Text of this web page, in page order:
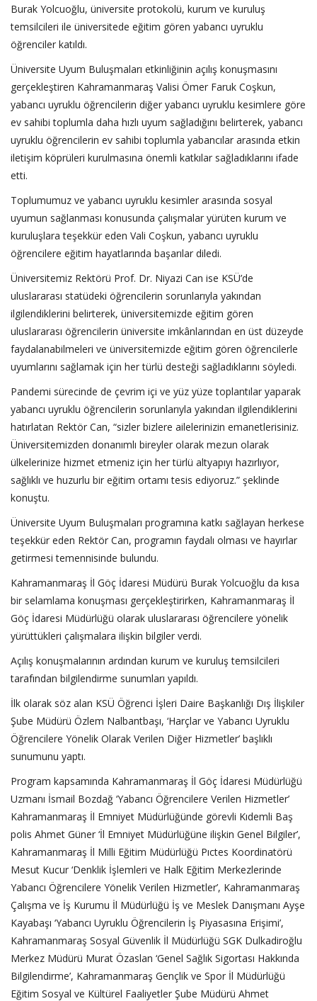
Burak Yolcuoğlu, üniversite protokolü, kurum ve kuruluş
temsilcileri ile üniversitede eğitim gören yabancı uyruklu
öğrenciler katıldı.
Üniversite Uyum Buluşmaları etkinliğinin açılış konuşmasını
gerçekleştiren Kahramanmaraş Valisi Ömer Faruk Coşkun,
yabancı uyruklu öğrencilerin diğer yabancı uyruklu kesimlere göre
ev sahibi toplumla daha hızlı uyum sağladığını belirterek, yabancı
uyruklu öğrencilerin ev sahibi toplumla yabancılar arasında etkin
iletişim köprüleri kurulmasına önemli katkılar sağladıklarını ifade
etti.
Toplumumuz ve yabancı uyruklu kesimler arasında sosyal
uyumun sağlanması konusunda çalışmalar yürüten kurum ve
kuruluşlara teşekkür eden Vali Coşkun, yabancı uyruklu
öğrencilere eğitim hayatlarında başarılar diledi.
Üniversitemiz Rektörü Prof. Dr. Niyazi Can ise KSÜ’de
uluslararası statüdeki öğrencilerin sorunlarıyla yakından
ilgilendiklerini belirterek, üniversitemizde eğitim gören
uluslararası öğrencilerin üniversite imkânlarından en üst düzeyde
faydalanabilmeleri ve üniversitemizde eğitim gören öğrencilerle
uyumlarını sağlamak için her türlü desteği sağladıklarını söyledi.
Pandemi sürecinde de çevrim içi ve yüz yüze toplantılar yaparak
yabancı uyruklu öğrencilerin sorunlarıyla yakından ilgilendiklerini
hatırlatan Rektör Can, “sizler bizlere ailelerinizin emanetlerisiniz.
Üniversitemizden donanımlı bireyler olarak mezun olarak
ülkelerinize hizmet etmeniz için her türlü altyapıyı hazırlıyor,
sağlıklı ve huzurlu bir eğitim ortamı tesis ediyoruz.” şeklinde
konuştu.
Üniversite Uyum Buluşmaları programına katkı sağlayan herkese
teşekkür eden Rektör Can, programın faydalı olması ve hayırlar
getirmesi temennisinde bulundu.
Kahramanmaraş İl Göç İdaresi Müdürü Burak Yolcuoğlu da kısa
bir selamlama konuşması gerçekleştirirken, Kahramanmaraş İl
Göç İdaresi Müdürlüğü olarak uluslararası öğrencilere yönelik
yürüttükleri çalışmalara ilişkin bilgiler verdi.
Açılış konuşmalarının ardından kurum ve kuruluş temsilcileri
tarafından bilgilendirme sunumları yapıldı.
İlk olarak söz alan KSÜ Öğrenci İşleri Daire Başkanlığı Dış İlişkiler
Şube Müdürü Özlem Nalbantbaşı, ‘Harçlar ve Yabancı Uyruklu
Öğrencilere Yönelik Olarak Verilen Diğer Hizmetler’ başlıklı
sunumunu yaptı.
Program kapsamında Kahramanmaraş İl Göç İdaresi Müdürlüğü
Uzmanı İsmail Bozdağ ‘Yabancı Öğrencilere Verilen Hizmetler’
Kahramanmaraş İl Emniyet Müdürlüğünde görevli Kıdemli Baş
polis Ahmet Güner ‘İl Emniyet Müdürlüğüne ilişkin Genel Bilgiler’,
Kahramanmaraş İl Milli Eğitim Müdürlüğü Pıctes Koordinatörü
Mesut Kucur ‘Denklik İşlemleri ve Halk Eğitim Merkezlerinde
Yabancı Öğrencilere Yönelik Verilen Hizmetler’, Kahramanmaraş
Çalışma ve İş Kurumu İl Müdürlüğü İş ve Meslek Danışmanı Ayşe
Kayabaşı ‘Yabancı Uyruklu Öğrencilerin İş Piyasasına Erişimi’,
Kahramanmaraş Sosyal Güvenlik İl Müdürlüğü SGK Dulkadiroğlu
Merkez Müdürü Murat Özaslan ‘Genel Sağlık Sigortası Hakkında
Bilgilendirme’, Kahramanmaraş Gençlik ve Spor İl Müdürlüğü
Eğitim Sosyal ve Kültürel Faaliyetler Şube Müdürü Ahmet